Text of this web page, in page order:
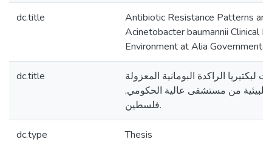
dc.title
Antibiotic Resistance Patterns
Acinetobacter baumannii Clinical
Environment at Alia
dc.title
الراكدة البومانية المعزولة
من مستشفى عالية الحكومي,
فلسطين.
dc.type Thesis